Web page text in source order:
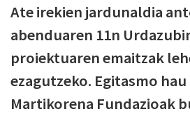
Ate irekien jardunaldia
abenduaren 11n
proiektuaren emaitzak
ezagutzeko. Egitasmo hau
Martikorena Fundazioak